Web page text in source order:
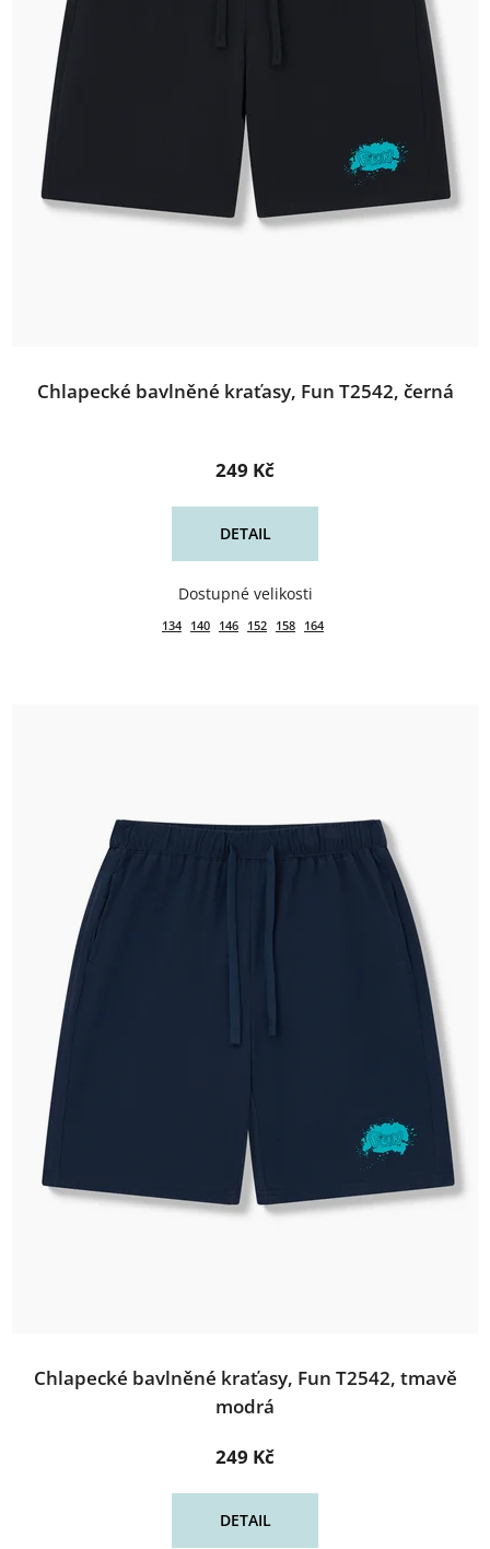
Chlapecké bavlněné kraťasy, Fun T2542, černá
249 Kč
DETAIL
134 140 146 152 158 164
Chlapecké bavlněné kraťasy, Fun T2542, tmavě
modrá
249 Kč
DETAIL